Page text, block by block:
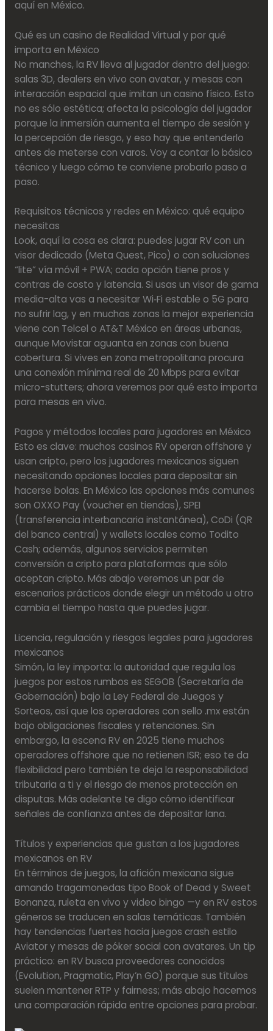
aquí en México.
Qué es un casino de Realidad Virtual y por qué
importa en México
No manches, la RV lleva al jugador dentro del juego:
salas 3D, dealers en vivo con avatar, y mesas con
interacción espacial que imitan un casino físico. Esto
no es sólo estética; afecta la psicología del jugador
porque la inmersión aumenta el tiempo de sesión y
la percepción de riesgo, y eso hay que entenderlo
antes de meterse con varos. Voy a contar lo básico
técnico y luego cómo te conviene probarlo paso a
paso.
Requisitos técnicos y redes en México: qué equipo
necesitas
Look, aquí la cosa es clara: puedes jugar RV con un
visor dedicado (Meta Quest, Pico) o con soluciones
“lite” vía móvil + PWA; cada opción tiene pros y
contras de costo y latencia. Si usas un visor de gama
media-alta vas a necesitar Wi‑Fi estable o 5G para
no sufrir lag, y en muchas zonas la mejor experiencia
viene con Telcel o AT&T México en áreas urbanas,
aunque Movistar aguanta en zonas con buena
cobertura. Si vives en zona metropolitana procura
una conexión mínima real de 20 Mbps para evitar
micro-stutters; ahora veremos por qué esto importa
para mesas en vivo.
Pagos y métodos locales para jugadores en México
Esto es clave: muchos casinos RV operan offshore y
usan cripto, pero los jugadores mexicanos siguen
necesitando opciones locales para depositar sin
hacerse bolas. En México las opciones más comunes
son OXXO Pay (voucher en tiendas), SPEI
(transferencia interbancaria instantánea), CoDi (QR
del banco central) y wallets locales como Todito
Cash; además, algunos servicios permiten
conversión a cripto para plataformas que sólo
aceptan cripto. Más abajo veremos un par de
escenarios prácticos donde elegir un método u otro
cambia el tiempo hasta que puedes jugar.
Licencia, regulación y riesgos legales para jugadores
mexicanos
Simón, la ley importa: la autoridad que regula los
juegos por estos rumbos es SEGOB (Secretaría de
Gobernación) bajo la Ley Federal de Juegos y
Sorteos, así que los operadores con sello .mx están
bajo obligaciones fiscales y retenciones. Sin
embargo, la escena RV en 2025 tiene muchos
operadores offshore que no retienen ISR; eso te da
flexibilidad pero también te deja la responsabilidad
tributaria a ti y el riesgo de menos protección en
disputas. Más adelante te digo cómo identificar
señales de confianza antes de depositar lana.
Títulos y experiencias que gustan a los jugadores
mexicanos en RV
En términos de juegos, la afición mexicana sigue
amando tragamonedas tipo Book of Dead y Sweet
Bonanza, ruleta en vivo y video bingo —y en RV estos
géneros se traducen en salas temáticas. También
hay tendencias fuertes hacia juegos crash estilo
Aviator y mesas de póker social con avatares. Un tip
práctico: en RV busca proveedores conocidos
(Evolution, Pragmatic, Play’n GO) porque sus títulos
suelen mantener RTP y fairness; más abajo hacemos
una comparación rápida entre opciones para probar.